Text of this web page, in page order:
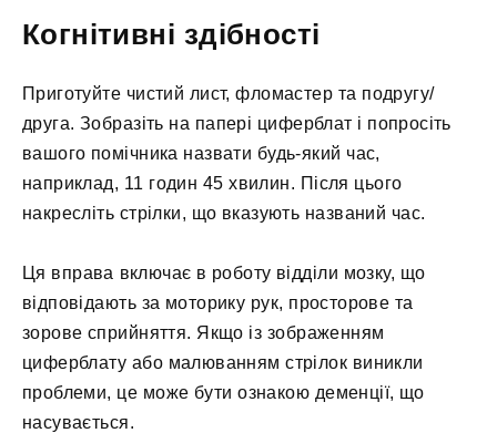
Когнітивні здібності
Приготуйте чистий лист, фломастер та подругу/
друга. Зобразіть на папері циферблат і попросіть
вашого помічника назвати будь-який час,
наприклад, 11 годин 45 хвилин. Після цього
накресліть стрілки, що вказують названий час.
Ця вправа включає в роботу відділи мозку, що
відповідають за моторику рук, просторове та
зорове сприйняття. Якщо із зображенням
циферблату або малюванням стрілок виникли
проблеми, це може бути ознакою деменції, що
насувається.